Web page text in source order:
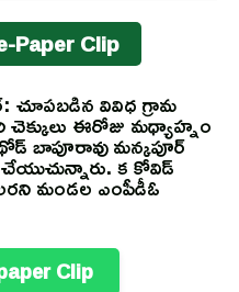
Paper Clip
చూపబడిన వివిధ గ్రామ
ఈరోజు మధ్యాహ్నం
బాపూరావు మన్కపూర్
క కోవిడ్
మండల ఎంపీడీఓ
Clip